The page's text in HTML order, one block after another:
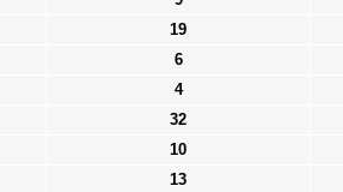
19
6
4
32
10
13